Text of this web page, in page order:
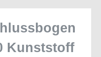
Kunststoff